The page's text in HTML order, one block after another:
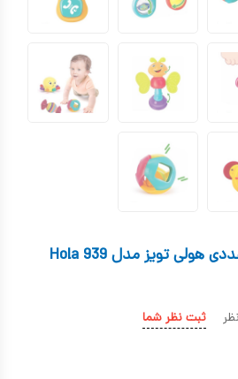
اسباب بازی علمی
اسباب بازی مشاغل
اتاق کودک
جغجغه دندانگیر 10 عددی هولی تویز مدل 939 Hola
ثبت نظر شما